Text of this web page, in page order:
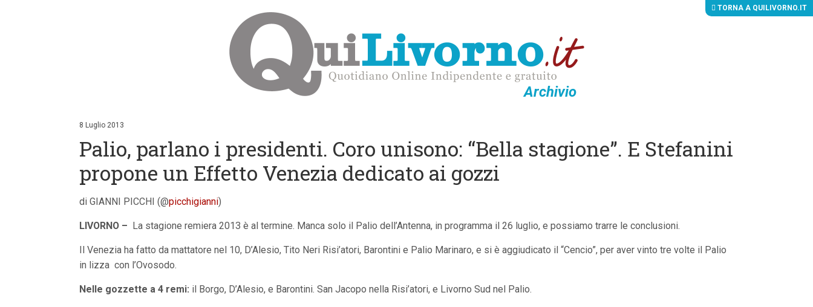
Archivio
i
i
c
n
t
n
t
p
r
i
c
TORNA A QUILIVORNO.IT
8 Luglio 2013
Palio, parlano i presidenti. Coro unisono: “Bella stagione”. E Stefanini
propone un Effetto Venezia dedicato ai gozzi
di GIANNI PICCHI (@picchigianni)
LIVORNO – La stagione remiera 2013 è al termine. Manca solo il Palio dell’Antenna, in programma il 26 luglio, e possiamo trarre le conclusioni.
Il Venezia ha fatto da mattatore nel 10, D’Alesio, Tito Neri Risi’atori, Barontini e Palio Marinaro, e si è aggiudicato il “Cencio”, per aver vinto tre volte il Palio
in lizza con l’Ovosodo.
Nelle gozzette a 4 remi: il Borgo, D’Alesio, e Barontini. San Jacopo nella Risi’atori, e Livorno Sud nel Palio.